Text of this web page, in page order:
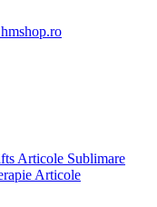
Articole Sublimare
Articole